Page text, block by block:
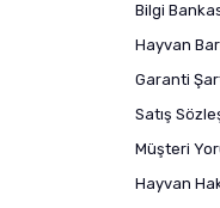
Bilgi
Hayvan
Garanti
Satış
Müşteri
Hayvan